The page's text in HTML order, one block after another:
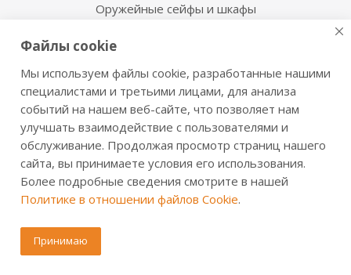
Оружейные сейфы и шкафы
Взломостойкие сейфы
Огневзломостойкие сейфы
Мебельные сейфы
Депозитные сейфы
Встраиваемые сейфы
Сейфы с отделкой деревом
Металлические шкафы
Производственная мебель
Файлы cookie
Мы используем файлы cookie, разработанные нашими
специалистами и третьими лицами, для анализа
событий на нашем веб-сайте, что позволяет нам
улучшать взаимодействие с пользователями и
обслуживание. Продолжая просмотр страниц нашего
сайта, вы принимаете условия его использования.
Более подробные сведения смотрите в нашей
Политике в отношении файлов Cookie.
Принимаю